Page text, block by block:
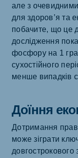
але з
для здоров’я та
побачите, що це
дослідження
фосфору на 1
сухостійного
менше випадків
Доїння
Дотримання
може зіграти